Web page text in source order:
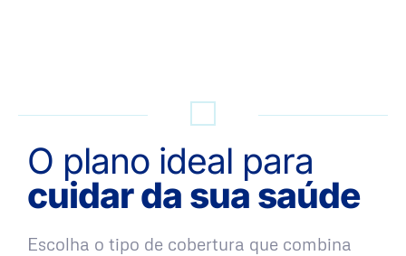
O plano ideal para
cuidar da sua saúde
Escolha o tipo de cobertura que combina